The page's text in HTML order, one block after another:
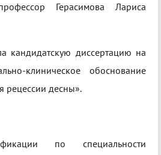
Герасимова Лариса
кандидатскую диссертацию на
клиническое обоснование
рецессии десны».
по специальности